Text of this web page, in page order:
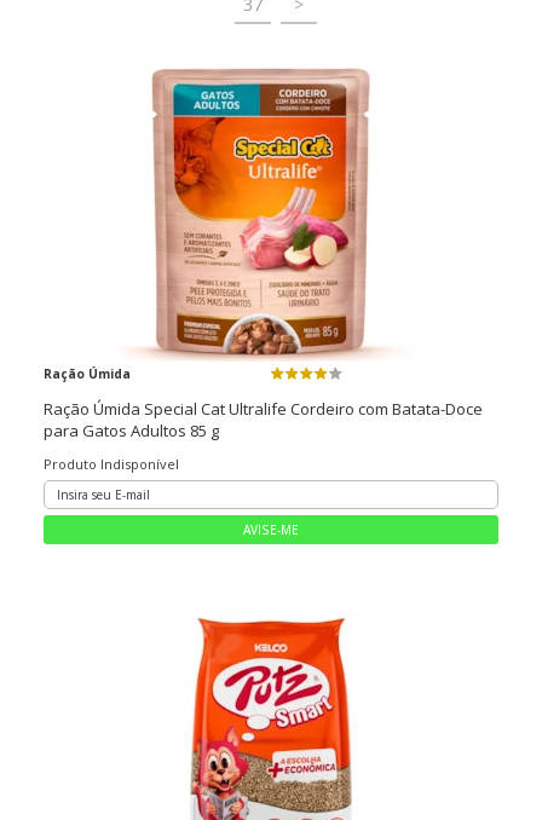
Ração Úmida
Ração Úmida Special Cat Ultralife Cordeiro com Batata-Doce
para Gatos Adultos 85 g
Produto Indisponível